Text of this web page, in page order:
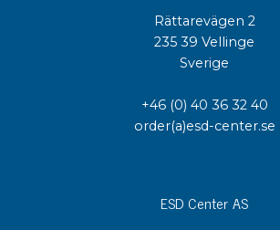
Rättarevägen 2
235 39 Vellinge
Sverige
+46 (0) 40 36 32 40
order(a)esd-center.se
ESD Center AS